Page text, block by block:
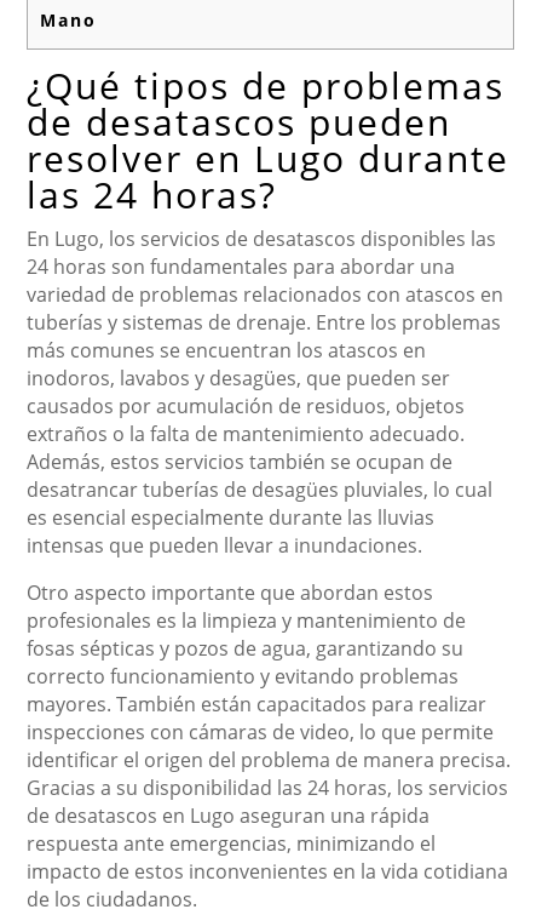
Mano
¿Qué tipos de problemas
de desatascos pueden
resolver en Lugo durante
las 24 horas?
En Lugo, los servicios de desatascos disponibles las
24 horas son fundamentales para abordar una
variedad de problemas relacionados con atascos en
tuberías y sistemas de drenaje. Entre los problemas
más comunes se encuentran los atascos en
inodoros, lavabos y desagües, que pueden ser
causados por acumulación de residuos, objetos
extraños o la falta de mantenimiento adecuado.
Además, estos servicios también se ocupan de
desatrancar tuberías de desagües pluviales, lo cual
es esencial especialmente durante las lluvias
intensas que pueden llevar a inundaciones.
Otro aspecto importante que abordan estos
profesionales es la limpieza y mantenimiento de
fosas sépticas y pozos de agua, garantizando su
correcto funcionamiento y evitando problemas
mayores. También están capacitados para realizar
inspecciones con cámaras de video, lo que permite
identificar el origen del problema de manera precisa.
Gracias a su disponibilidad las 24 horas, los servicios
de desatascos en Lugo aseguran una rápida
respuesta ante emergencias, minimizando el
impacto de estos inconvenientes en la vida cotidiana
de los ciudadanos.